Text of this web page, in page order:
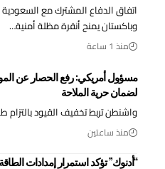
اتفاق الدفاع المشترك مع السعودية
وباكستان يمنح أنقرة مظلة أمنية…
منذ 1 ساعة
مسؤول أمريكي: رفع الحصار عن
لضمان حرية الملاحة
واشنطن تربط تخفيف القيود بالتزام
منذ ساعتين
“أدنوك” تؤكد استمرار إمدادات